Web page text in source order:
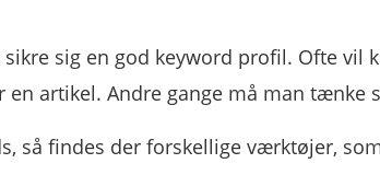
sig en god keyword profil. Ofte vil
artikel. Andre gange må man tænke
så findes der forskellige værktøjer,